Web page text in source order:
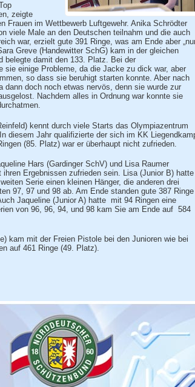
zeigte
Frauen im Wettbewerb Luftgewehr. Anika Schrödter
viele Male an den Deutschen teilnahm und die auch
war, erzielt gute 391 Ringe, was am Ende aber
Greve (Handewitter SchG) kam in der gleichen
belegte damit den 133. Platz. Bei der
sie einige Probleme, da die Jacke zu dick war, aber
so dass sie beruhigt starten konnte. Aber nach
dann doch noch etwas nervös, denn sie wurde zur
Nachdem alles in Ordnung war konnte sie
kennt durch viele Starts das Olympiazentrum
diesem Jahr qualifizierte der sich im KK
(85. Platz) war er überhaupt nicht zufrieden.
Hars (Gardinger SchV) und Lisa Raumer
ihren Ergebnissen zufrieden sein. Lisa (Junior B) hatte
Serie einen kleinen Hänger, die anderen drei
97, 97 und 98 ab. Am Ende standen gute 387 Ringe
Jaqueline (Junior A) hatte mit 94 Ringen eine
von 96, 96, 94, und 98 kam Sie am Ende auf 584
kam mit der Freien Pistole bei den Junioren wie bei
auf 461 Ringe (49. Platz).